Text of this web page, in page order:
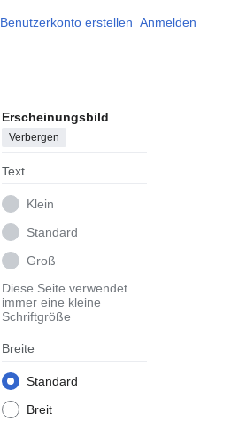
Benutzerkonto erstellen Anmelden
Erscheinungsbild
Verbergen
Text
Klein
Standard
Groß
Diese Seite verwendet
immer eine kleine
Schriftgröße
Breite
Standard
Breit